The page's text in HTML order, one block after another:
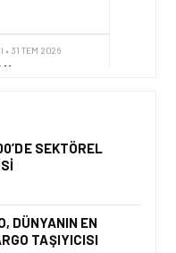
• 31 TEM 2026
BEKIR
KONTROL
ZIYARET
SEKTÖREL
DÜNYANIN EN
TAŞIYICISI